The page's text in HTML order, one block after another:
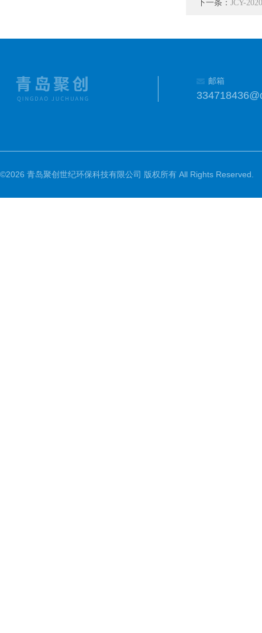
下一条： JCY-
邮箱
©2026 青岛聚创世纪环保科技有限公司 版权所有 All Rights Reserved.